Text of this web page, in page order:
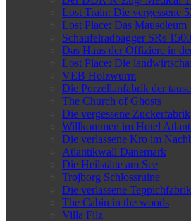
Lost Train: Die vergessene
Lost Place: Das Mausoleum
Schaufelradbagger SRs
Das Haus der Offiziere in
Lost Place: Die
VEB Holzwurm
Die Porzellanfabrik der
The Church of Ghosts
Die vergessene Zuckerfabrik
Willkommen im Hotel
Die verlassene Kro im
Atlantikwall Dänemark
Die Heilstätte am See
Trøjborg Schlossruine
Die verlassene Teppichfabrik
The Cabin in the woods
Villa Filz